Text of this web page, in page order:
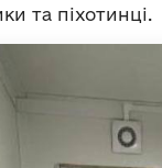
та піхотинці.